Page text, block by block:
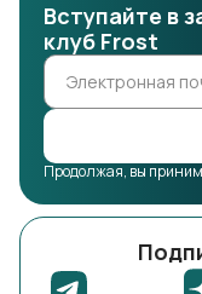
Вступайте в
клуб Frost
Продолжая, вы